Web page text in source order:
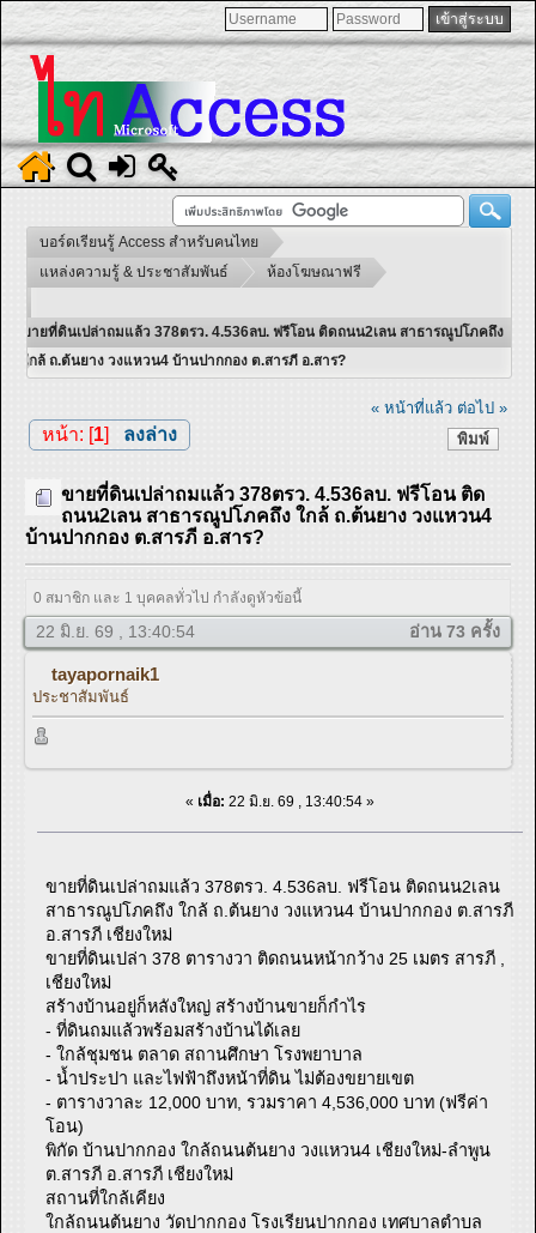
บอร์ดเรียนรู้ Access สำหรับคนไทย
แหล่งความรู้ & ประชาสัมพันธ์
ห้องโฆษณาฟรี
ขายที่ดินเปล่าถมแล้ว 378ตรว. 4.536ลบ. ฟรีโอน ติดถนน2เลน สาธารณูปโภคถึง
ใกล้ ถ.ต้นยาง วงแหวน4 บ้านปากกอง ต.สารภี อ.สาร?
« หน้าที่แล้ว ต่อไป »
พิมพ์
หน้า: [1] ลงล่าง
ขายที่ดินเปล่าถมแล้ว 378ตรว. 4.536ลบ. ฟรีโอน ติด
ถนน2เลน สาธารณูปโภคถึง ใกล้ ถ.ต้นยาง วงแหวน4
บ้านปากกอง ต.สารภี อ.สาร?
0 สมาชิก และ 1 บุคคลทั่วไป กำลังดูหัวข้อนี้
22 มิ.ย. 69 , 13:40:54 อ่าน 73 ครั้ง
tayapornaik1
ประชาสัมพันธ์
« เมื่อ: 22 มิ.ย. 69 , 13:40:54 »
ขายที่ดินเปล่าถมแล้ว 378ตรว. 4.536ลบ. ฟรีโอน ติดถนน2เลน
สาธารณูปโภคถึง ใกล้ ถ.ต้นยาง วงแหวน4 บ้านปากกอง ต.สารภี
อ.สารภี เชียงใหม่
ขายที่ดินเปล่า 378 ตารางวา ติดถนนหน้ากว้าง 25 เมตร สารภี ,
เชียงใหม่
สร้างบ้านอยู่ก็หลังใหญ่ สร้างบ้านขายก็กำไร
- ที่ดินถมแล้วพร้อมสร้างบ้านได้เลย
- ใกล้ชุมชน ตลาด สถานศึกษา โรงพยาบาล
- น้ำประปา และไฟฟ้าถึงหน้าที่ดิน ไม่ต้องขยายเขต
- ตารางวาละ 12,000 บาท, รวมราคา 4,536,000 บาท (ฟรีค่า
โอน)
พิกัด บ้านปากกอง ใกล้ถนนต้นยาง วงแหวน4 เชียงใหม่-ลำพูน
ต.สารภี อ.สารภี เชียงใหม่
สถานที่ใกล้เคียง
ใกล้ถนนต้นยาง วัดปากกอง โรงเรียนปากกอง เทศบาลตำบล